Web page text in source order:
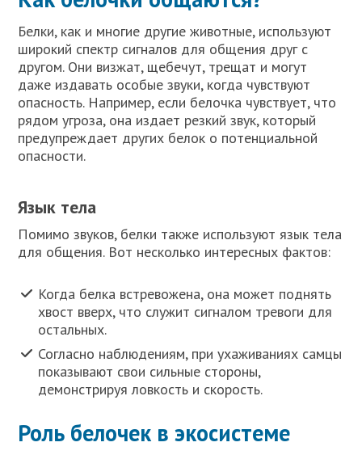
Белки, как и многие другие животные, используют
широкий спектр сигналов для общения друг с
другом. Они визжат, щебечут, трещат и могут
даже издавать особые звуки, когда чувствуют
опасность. Например, если белочка чувствует, что
рядом угроза, она издает резкий звук, который
предупреждает других белок о потенциальной
опасности.
Язык тела
Помимо звуков, белки также используют язык тела
для общения. Вот несколько интересных фактов:
Когда белка встревожена, она может поднять
хвост вверх, что служит сигналом тревоги для
остальных.
Согласно наблюдениям, при ухаживаниях самцы
показывают свои сильные стороны,
демонстрируя ловкость и скорость.
Роль белочек в экосистеме